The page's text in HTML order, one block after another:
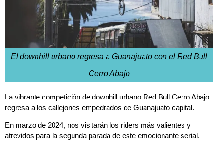
El downhill urbano regresa a Guanajuato con el Red Bull
Cerro Abajo
La vibrante competición de downhill urbano Red Bull Cerro Abajo
regresa a los callejones empedrados de Guanajuato capital.
En marzo de 2024, nos visitarán los riders más valientes y
atrevidos para la segunda parada de este emocionante serial.